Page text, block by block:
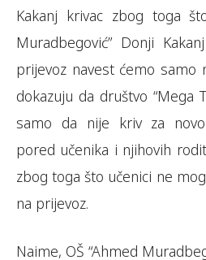
Kakanj krivac zbog toga
Muradbegović” Donji
prijevoz navest ćemo samo
dokazuju da društvo “Mega
samo da nije kriv za
pored učenika i njihovih
zbog toga što učenici ne
na prijevoz.
Naime, OŠ “Ahmed